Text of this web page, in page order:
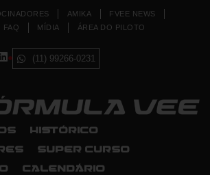
AMIKA
FVEE NEWS
FAQ MÍDIA ÁREA DO PILOTO
(11) 99266-0231
HISTÓRICO
SUPER CURSO
CALENDÁRIO